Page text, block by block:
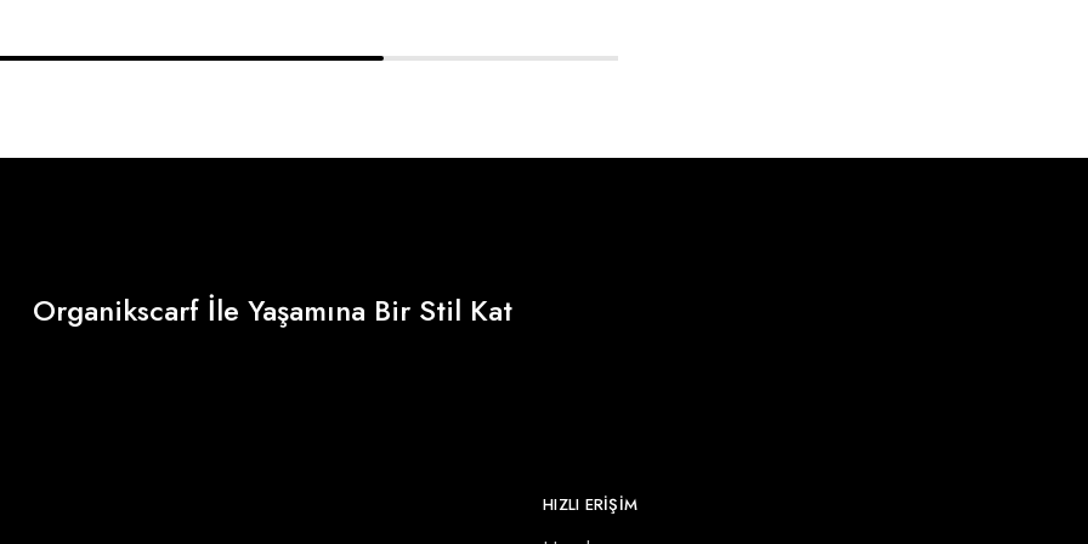
Organikscarf İle Yaşamına Bir Stil Kat
HIZLI ERİŞİM